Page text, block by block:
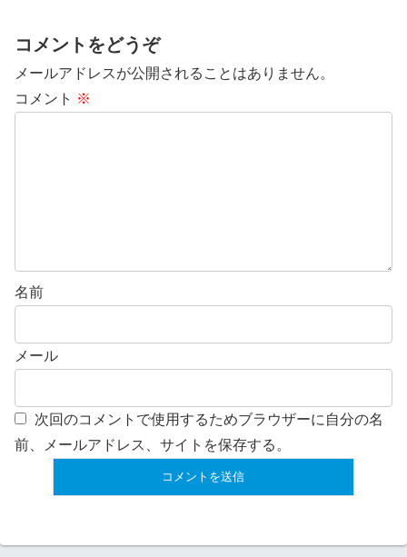
コメントをどうぞ
メールアドレスが公開されることはありません。
コメント ※
名前
メール
次回のコメントで使用するためブラウザーに自分の名
前、メールアドレス、サイトを保存する。